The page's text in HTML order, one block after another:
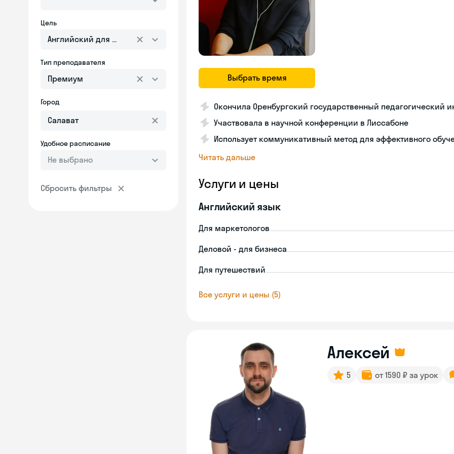
Цель
Английский для взрослых
Тип преподавателя
Премиум
Город
Удобное расписание
Не выбрано
Сбросить фильтры
Выбрать время
Окончила Оренбургский государственный педагогический
Участвовала в научной конференции в Лиссабоне
Использует коммуникативный метод для эффективного
Читать дальше
Услуги и цены
Английский язык
Для маркетологов
Деловой - для бизнеса
Для путешествий
Все услуги и цены (5)
Алексей
5 от 1590 ₽ за урок